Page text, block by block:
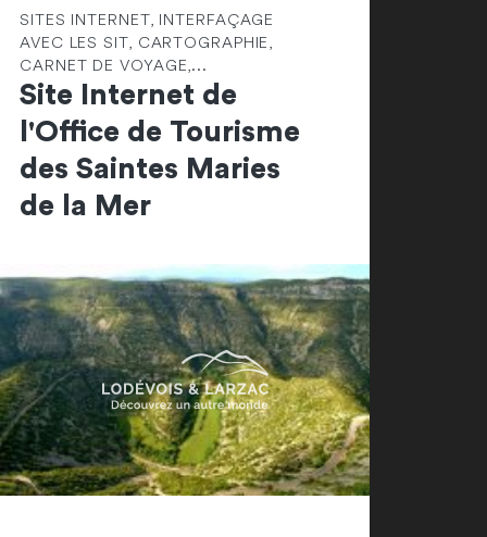
SITES INTERNET, INTERFAÇAGE
AVEC LES SIT, CARTOGRAPHIE,
CARNET DE VOYAGE,...
Site Internet de
l'Office de Tourisme
des Saintes Maries
de la Mer